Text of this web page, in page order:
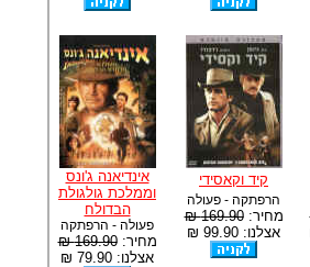
קיד וקאסידי
הרפתקה - פעולה
מחיר:169.90 ₪
אצלנו: 99.90 ₪
אינדיאנה ג'ונס
וממלכת גולגולת
הבדולח
פעולה - הרפתקה
מחיר:169.90 ₪
אצלנו: 79.90 ₪